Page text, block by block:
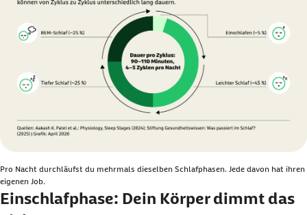
Pro Nacht durchläufst du mehrmals dieselben Schlafphasen. Jede davon hat ihren
eigenen Job.
Einschlafphase: Dein Körper dimmt das